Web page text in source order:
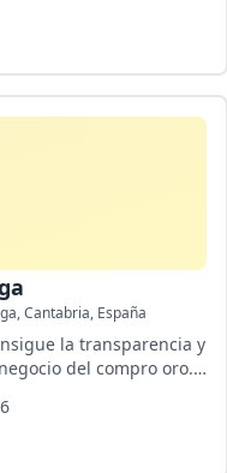
tiendas a lo largo y
principales empeño
Cantabria, España
la transparencia y
del compro oro.
precio del oro.